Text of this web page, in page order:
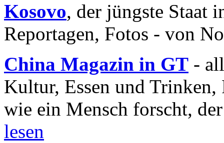
Kosovo, der jüngste Staat
Reportagen, Fotos - von
China Magazin in GT -
Kultur, Essen und
wie ein Mensch forscht,
lesen